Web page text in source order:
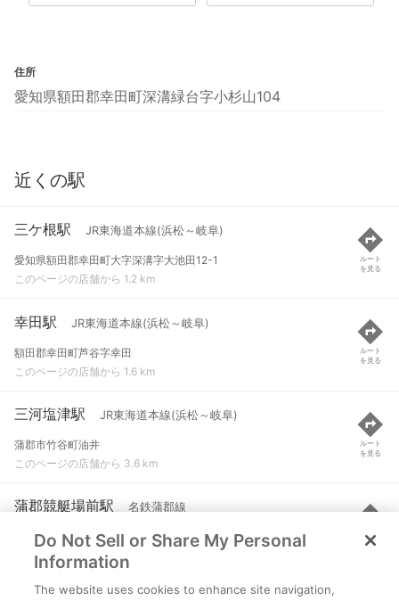
住所
愛知県額田郡幸田町深溝緑台字小杉山104
近くの駅
三ケ根駅 JR東海道本線(浜松～岐阜)
愛知県額田郡幸田町大字深溝字大池田12-1
このページの店舗から 1.2 km
ルート
を見る
幸田駅 JR東海道本線(浜松～岐阜)
額田郡幸田町芦谷字幸田
このページの店舗から 1.6 km
ルート
を見る
三河塩津駅 JR東海道本線(浜松～岐阜)
蒲郡市竹谷町油井
このページの店舗から 3.6 km
ルート
を見る
蒲郡競艇場前駅 名鉄蒲郡線
蒲郡市竹谷町油井１７-９
このページの店舗から 3.7 km
ルート
を見る
Do Not Sell or Share My Personal
Information
The website uses cookies to enhance site navigation,